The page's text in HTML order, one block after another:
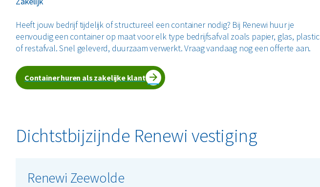
Heeft jouw bedrijf tijdelijk of structureel een container nodig? Bij Renewi huur je
eenvoudig een container op maat voor elk type bedrijfsafval zoals papier, glas, plastic
of restafval. Snel geleverd, duurzaam verwerkt. Vraag vandaag nog een offerte aan.
Container huren als zakelijke klant
Dichtstbijzijnde Renewi vestiging
Renewi Zeewolde